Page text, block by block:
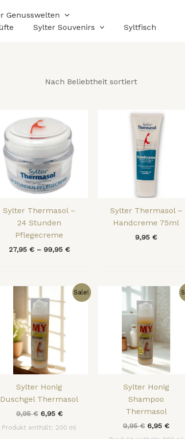
Genusswelten
Sylter Souvenirs Syltfisch
Sylter Thermasol –
24 Stunden
Pflegecreme
27,95 €– 99,95 €
Sylter Thermasol –
Handcreme 75ml
9,95€
Sale!
Sylter Honig
Duschgel Thermasol
9,95€
Ursprünglicher
Preis
war:
9,95 €
6,95 €
Aktueller
Preis
6,95 €.
Produkt enthält: 200 ml
Sylter Honig
Shampoo
Thermasol
9,95€
Preis
war:
9,95 €
6,95€
Preis
ist: